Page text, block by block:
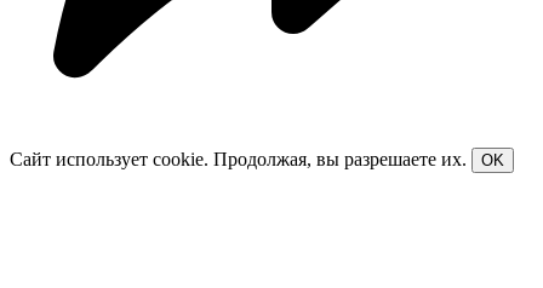
Сайт использует cookie. Продолжая, вы разрешаете их. OK